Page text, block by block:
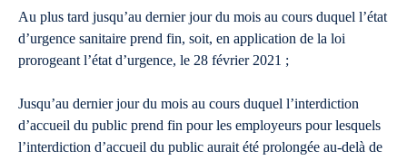
Au plus tard jusqu’au dernier jour du mois au cours duquel l’état
d’urgence sanitaire prend fin, soit, en application de la loi
prorogeant l’état d’urgence, le 28 février 2021 ;
Jusqu’au dernier jour du mois au cours duquel l’interdiction
d’accueil du public prend fin pour les employeurs pour lesquels
l’interdiction d’accueil du public aurait été prolongée au-delà de